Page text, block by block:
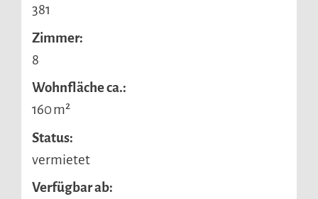
381
Zimmer:
8
Wohnfläche ca.:
160 m²
Status:
vermietet
Verfügbar ab: